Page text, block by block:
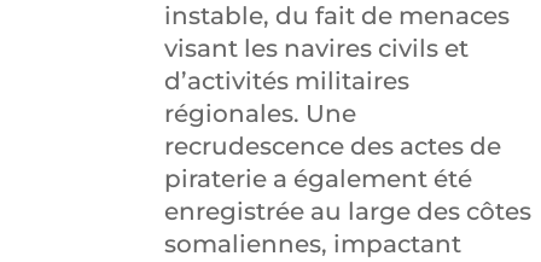
instable, du fait de menaces
visant les navires civils et
d’activités militaires
régionales. Une
recrudescence des actes de
piraterie a également été
enregistrée au large des côtes
somaliennes, impactant